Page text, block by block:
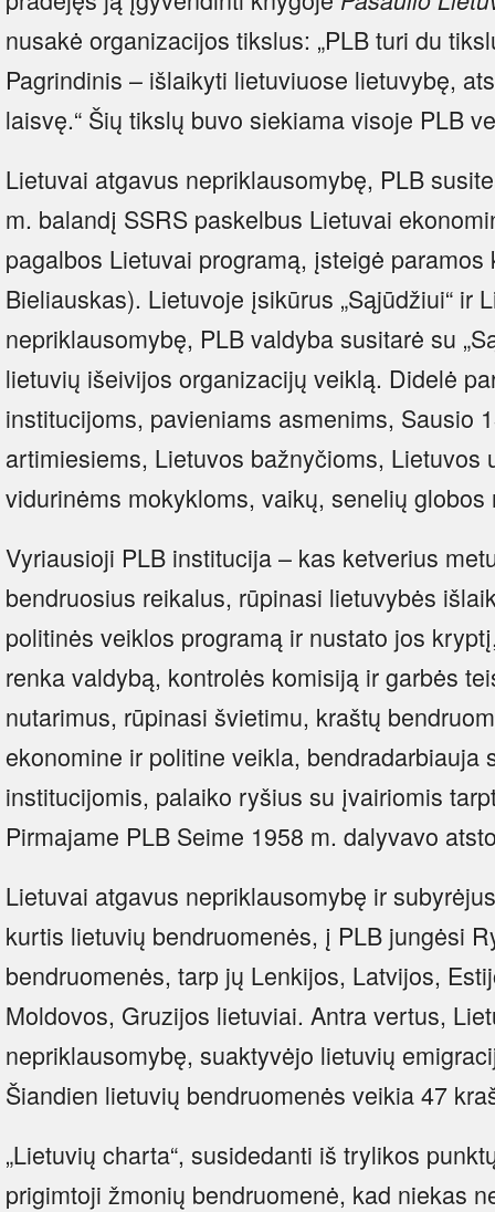
nusakė organizacijos tikslus: „PLB turi du
Pagrindinis – išlaikyti lietuviuose lietuvybę,
laisvę.“ Šių tikslų buvo siekiama visoje PLB
Lietuvai atgavus nepriklausomybę, PLB
m. balandį SSRS paskelbus Lietuvai
pagalbos Lietuvai programą, įsteigė
Bieliauskas). Lietuvoje įsikūrus „Sąjūdžiui“ ir
nepriklausomybę, PLB valdyba susitarė su
lietuvių išeivijos organizacijų veiklą. Didelė
institucijoms, pavieniams asmenims, Sausio
artimiesiems, Lietuvos bažnyčioms, Lietuvos
vidurinėms mokykloms, vaikų, senelių globos
Vyriausioji PLB institucija – kas ketverius
bendruosius reikalus, rūpinasi lietuvybės
politinės veiklos programą ir nustato jos
renka valdybą, kontrolės komisiją ir garbės
nutarimus, rūpinasi švietimu, kraštų
ekonomine ir politine veikla, bendradarbiauja
institucijomis, palaiko ryšius su įvairiomis
Pirmajame PLB Seime 1958 m. dalyvavo
Lietuvai atgavus nepriklausomybę ir
kurtis lietuvių bendruomenės, į PLB jungėsi
bendruomenės, tarp jų Lenkijos, Latvijos,
Moldovos, Gruzijos lietuviai. Antra vertus,
nepriklausomybę, suaktyvėjo lietuvių
Šiandien lietuvių bendruomenės veikia 47
„Lietuvių charta“, susidedanti iš trylikos
prigimtoji žmonių bendruomenė, kad niekas